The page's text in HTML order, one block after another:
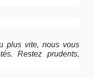
plus vite, nous vous
Restez prudents,